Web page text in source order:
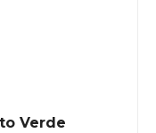
Verde